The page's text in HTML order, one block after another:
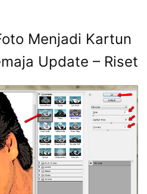
Menjadi Kartun
Update – Riset